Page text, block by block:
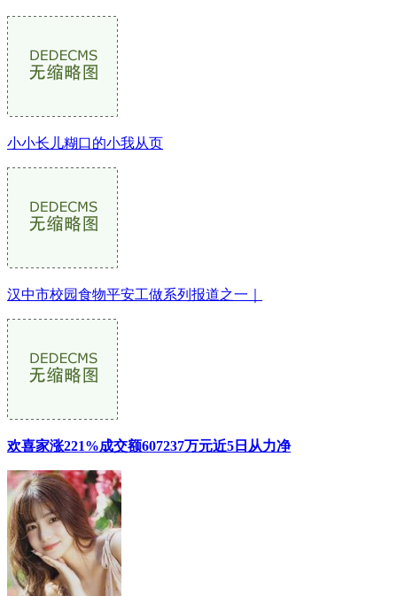
小小长儿糊口的小我从页
汉中市校园食物平安工做系列报道之一｜
欢喜家涨221%成交额607237万元近5日从力净